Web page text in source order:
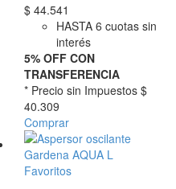
$ 44.541
HASTA 6 cuotas sin
interés
5% OFF CON
TRANSFERENCIA
* Precio sin Impuestos $
40.309
Comprar
Favoritos